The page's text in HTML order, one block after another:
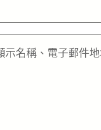
示名稱、電子郵件